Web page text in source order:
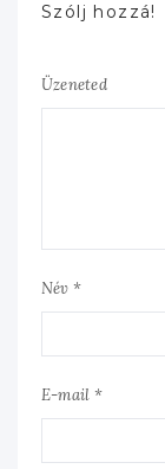
Szólj hozzá!
Üzeneted
Név *
E-mail *